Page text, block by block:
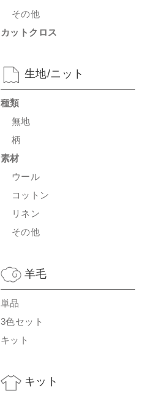
その他
カットクロス
生地/ニット
種類
無地
柄
素材
ウール
コットン
リネン
その他
羊毛
単品
3色セット
キット
キット